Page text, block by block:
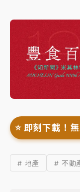
⭐️ 即刻下載！
# 地產 # 不動